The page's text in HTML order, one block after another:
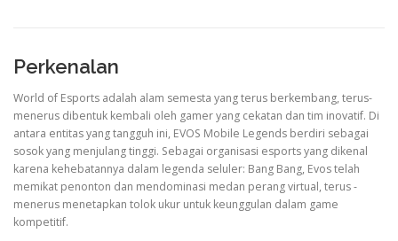
Perkenalan
World of Esports adalah alam semesta yang terus berkembang, terus-
menerus dibentuk kembali oleh gamer yang cekatan dan tim inovatif. Di
antara entitas yang tangguh ini, EVOS Mobile Legends berdiri sebagai
sosok yang menjulang tinggi. Sebagai organisasi esports yang dikenal
karena kehebatannya dalam legenda seluler: Bang Bang, Evos telah
memikat penonton dan mendominasi medan perang virtual, terus -
menerus menetapkan tolok ukur untuk keunggulan dalam game
kompetitif.